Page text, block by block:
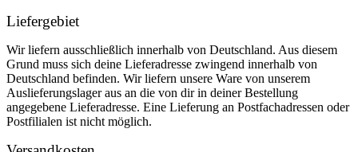
Liefergebiet
Wir liefern ausschließlich innerhalb von Deutschland. Aus diesem
Grund muss sich deine Lieferadresse zwingend innerhalb von
Deutschland befinden. Wir liefern unsere Ware von unserem
Auslieferungslager aus an die von dir in deiner Bestellung
angegebene Lieferadresse. Eine Lieferung an Postfachadressen oder
Postfilialen ist nicht möglich.